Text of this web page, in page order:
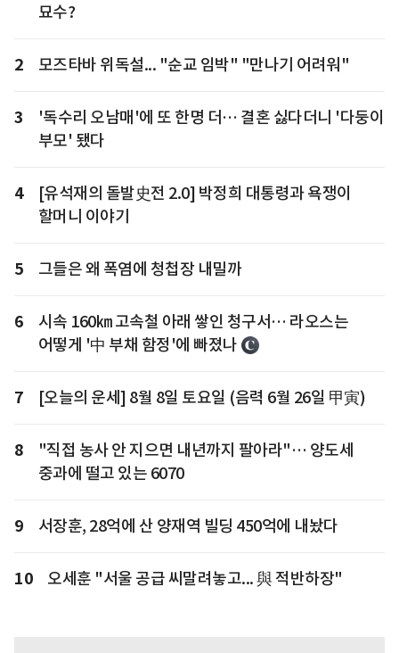
묘수?
2 모즈타바 위독설... "순교 임박" "만나기 어려워"
3
'독수리 오남매'에 또 한명 더… 결혼 싫다더니 '다둥이
부모' 됐다
4
[유석재의 돌발史전 2.0] 박정희 대통령과 욕쟁이
할머니 이야기
5 그들은 왜 폭염에 청첩장 내밀까
6
시속 160㎞ 고속철 아래 쌓인 청구서… 라오스는
어떻게 '中 부채 함정'에 빠졌나
7 [오늘의 운세] 8월 8일 토요일 (음력 6월 26일 甲寅)
8
"직접 농사 안 지으면 내년까지 팔아라"… 양도세
중과에 떨고 있는 6070
9 서장훈, 28억에 산 양재역 빌딩 450억에 내놨다
10 오세훈 "서울 공급 씨말려놓고... 與 적반하장"